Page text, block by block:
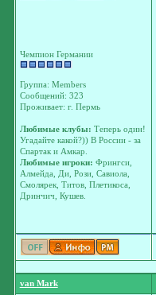
Чемпион Германии
Группа: Members
Сообщений: 323
Проживает: г. Пермь
Любимые клубы: Теперь один!
Угадайте какой?)) В России - за
Спартак и Амкар.
Любимые игроки: Фрингси,
Алмейда, Ди, Рози, Савиола,
Смолярек, Титов, Плетикоса,
Дринчич, Кушев.
van Mark